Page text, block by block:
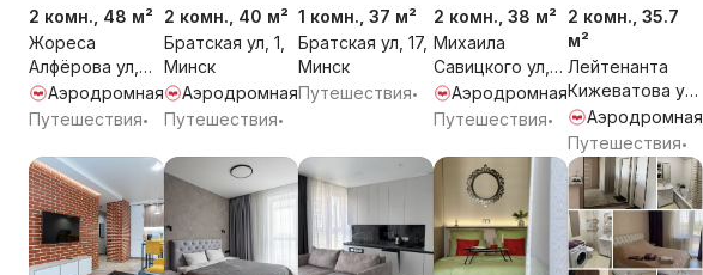
2 комн., 48 м²
Жореса
Алфёрова ул,
12, Минск
Аэродромная
Путешествия•
2 комн., 40 м²
Братская ул, 1,
Минск
Аэродромная
Путешествия•
1 комн., 37 м²
Братская ул, 17,
Минск
Путешествия•
2 комн., 38 м²
Михаила
Савицкого ул,
37, Минск
Аэродромная
Путешествия•
2 комн., 35.7
м²
Лейтенанта
Кижеватова ул,
3Д, Минск
Аэродромная
Путешествия•